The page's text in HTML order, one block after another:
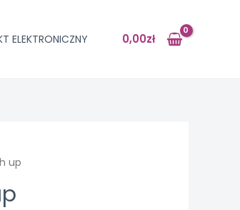
ELEKTRONICZNY 0,00zł
up